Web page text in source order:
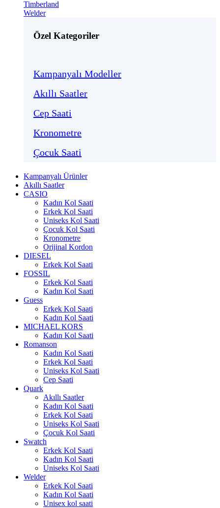
Timberland
Welder
Özel Kategoriler
Kampanyalı Modeller
Akıllı Saatler
Cep Saati
Kronometre
Çocuk Saati
Kampanyalı Ürünler
Akıllı Saatler
CASIO
Kadın Kol Saati
Erkek Kol Saati
Uniseks Kol Saati
Çocuk Kol Saati
Kronometre
Orijinal Kordon
DIESEL
Erkek Kol Saati
FOSSIL
Erkek Kol Saati
Kadın Kol Saati
Guess
Erkek Kol Saati
Kadın Kol Saati
MICHAEL KORS
Kadın Kol Saati
Romanson
Kadın Kol Saati
Erkek Kol Saati
Uniseks Kol Saati
Cep Saati
Quark
Akıllı Saatler
Kadın Kol Saati
Erkek Kol Saati
Uniseks Kol Saati
Çocuk Kol Saati
Swatch
Erkek Kol Saati
Kadın Kol Saati
Uniseks Kol Saati
Welder
Erkek Kol Saati
Kadın Kol Saati
Unisex kol saati